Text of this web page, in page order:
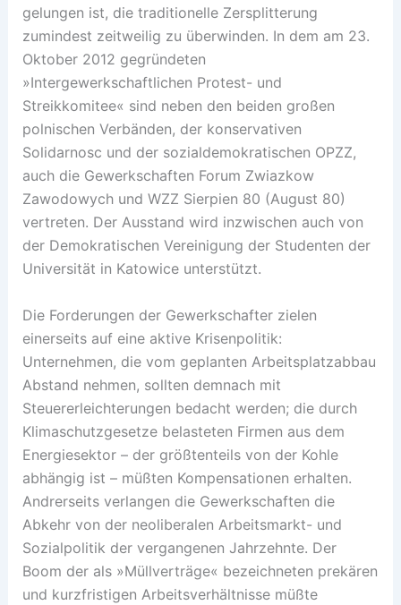
gelungen ist, die traditionelle Zersplitterung
zumindest zeitweilig zu überwinden. In dem am 23.
Oktober 2012 gegründeten
»Intergewerkschaftlichen Protest- und
Streikkomitee« sind neben den beiden großen
polnischen Verbänden, der konservativen
Solidarnosc und der sozialdemokratischen OPZZ,
auch die Gewerkschaften Forum Zwiazkow
Zawodowych und WZZ Sierpien 80 (August 80)
vertreten. Der Ausstand wird inzwischen auch von
der Demokratischen Vereinigung der Studenten der
Universität in Katowice unterstützt.
Die Forderungen der Gewerkschafter zielen
einerseits auf eine aktive Krisenpolitik:
Unternehmen, die vom geplanten Arbeitsplatzabbau
Abstand nehmen, sollten demnach mit
Steuererleichterungen bedacht werden; die durch
Klimaschutzgesetze belasteten Firmen aus dem
Energiesektor – der größtenteils von der Kohle
abhängig ist – müßten Kompensationen erhalten.
Andrerseits verlangen die Gewerkschaften die
Abkehr von der neoliberalen Arbeitsmarkt- und
Sozialpolitik der vergangenen Jahrzehnte. Der
Boom der als »Müllverträge« bezeichneten prekären
und kurzfristigen Arbeitsverhältnisse müßte